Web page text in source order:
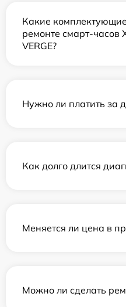
Какие
ремонте смарт-часов
VERGE?
Нужно ли платить за
Как долго длится
Меняется ли цена в
Можно ли сделать